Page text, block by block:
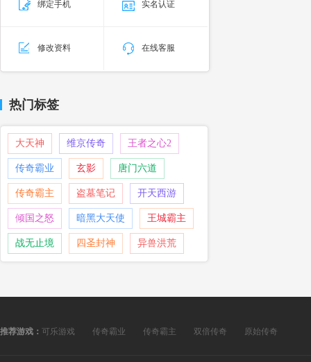
绑定手机 实名认证
修改资料 在线客服
热门标签
大天神 维京传奇 王者之心2
传奇霸业 玄影 唐门六道
传奇霸主 盗墓笔记 开天西游
倾国之怒 暗黑大天使 王城霸主
战无止境 四圣封神 异兽洪荒
推荐游戏： 可乐游戏 传奇霸业 传奇霸主 双倍传奇 原始传奇